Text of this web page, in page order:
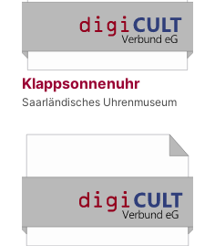
Klappsonnenuhr
Saarländisches Uhrenmuseum